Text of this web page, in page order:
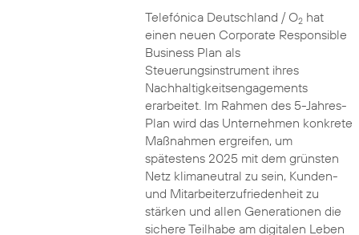
Telefónica Deutschland / O2hat
einen neuen Corporate Responsible
Business Plan als
Steuerungsinstrument ihres
Nachhaltigkeitsengagements
erarbeitet. Im Rahmen des 5-Jahres-
Plan wird das Unternehmen konkrete
Maßnahmen ergreifen, um
spätestens 2025 mit dem grünsten
Netz klimaneutral zu sein, Kunden-
und Mitarbeiterzufriedenheit zu
stärken und allen Generationen die
sichere Teilhabe am digitalen Leben